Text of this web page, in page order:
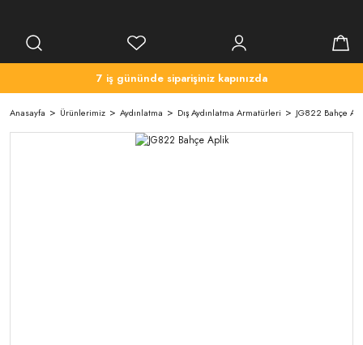
7 iş gününde siparişiniz kapınızda
Anasayfa Ürünlerimiz Aydınlatma Dış Aydınlatma Armatürleri JG822 Bahçe